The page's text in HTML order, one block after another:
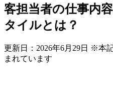
客担当者の仕事内
タイルとは？
更新日： 2026年6月29日 ※本
まれています